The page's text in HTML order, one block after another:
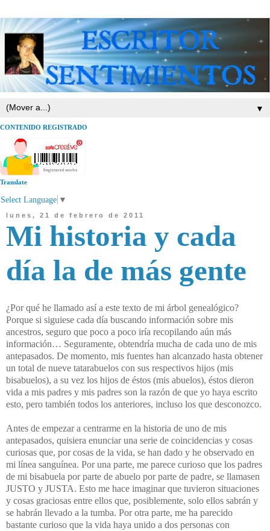
▼
CONTENIDO REGISTRADO
Translate
Select Language ▼
lunes, 21 de febrero de 2011
Mi historia y cada
día la de más gente
¿Por qué he llamado así a este texto de mi árbol genealógico?
Porque si siguiese cada día buscando información sobre mis
ancestros, seguro que poco a poco iría recopilando aún más
información… Seguramente, obtendría mucha de cada uno de mis
antepasados. De momento, mis fuentes han alcanzado hasta obtener
un total de nueve tatarabuelos con sus respectivos hijos (mis
bisabuelos), a su vez los hijos de éstos (mis abuelos), éstos dieron
vida a mis padres y mis padres son la razón de que yo haya escrito
esto, pero también todos los anteriores, incluso los que desconozco.
Antes de empezar a centrarme en la historia de uno de mis
antepasados, quisiera enunciar una serie de coincidencias y cosas
curiosas que, por cosas de la vida, se han dado y he observado en
mi línea sanguínea. Por una parte, me parece curioso que los padres
de mi bisabuela por parte de abuelo por parte de padre, se llamasen
JUSTO y JUSTA. Esto me hace imaginar que tuvieron situaciones
y cosas graciosas entre ellos que, posiblemente, solo ellos sabrán y
se habrán llevado a la tumba. Por otra parte, me ha parecido
bastante curioso que la vida haya unido a dos personas con